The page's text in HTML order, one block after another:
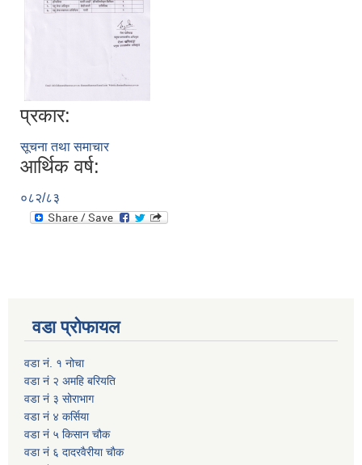
प्रकार:
सूचना तथा समाचार
आर्थिक वर्ष:
०८२/८३
वडा प्रोफायल
वडा नं. १ नोचा
वडा नं २ अमहि बरियति
वडा नं ३ सोराभाग
वडा नं ४ कर्सिया
वडा नं ५ किसान चौक
वडा नं ६ दादरवैरीया चाैक